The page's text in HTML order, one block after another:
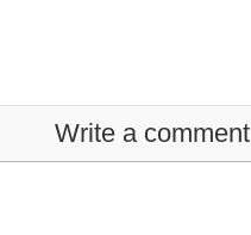
Write a comment